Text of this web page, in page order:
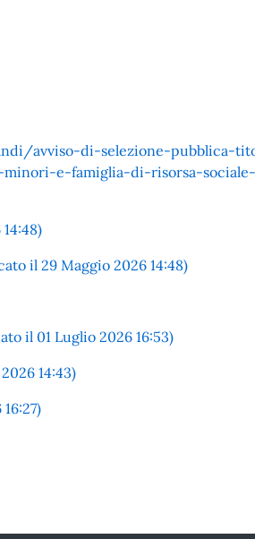
avviso-di-selezione-pubblica-
e-famiglia-di-risorsa-
il 29 Maggio 2026 14:48)
il 01 Luglio 2026 16:53)
14:43)